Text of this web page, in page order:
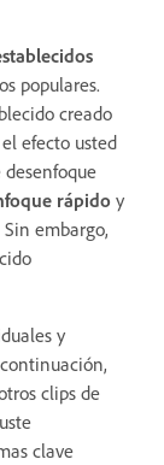
populares.
creado
efecto usted
rápido y
embargo,
y
clips de
clave